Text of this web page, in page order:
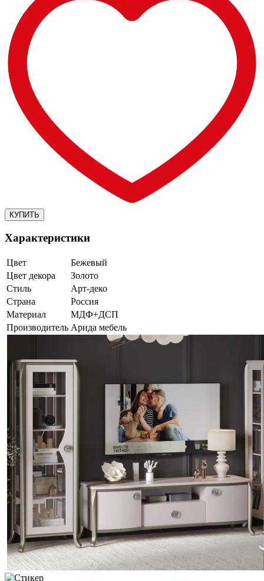
Характеристики
Цвет
Бежевый
Цвет декора
Золото
Стиль
Арт-деко
Страна
Россия
Материал
МДФ+ДСП
Производитель Арида мебель